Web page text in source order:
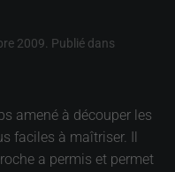
2009 . Publié dans
amené à découper les
faciles à maîtriser. Il
a permis et permet